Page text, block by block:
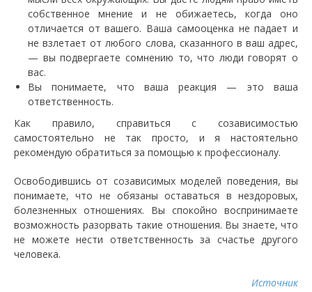
собственное мнение и не обижаетесь, когда оно
отличается от вашего. Ваша самооценка не падает и
не взлетает от любого слова, сказанного в ваш адрес,
— вы подвергаете сомнению то, что люди говорят о
вас.
Вы понимаете, что ваша реакция — это ваша
ответственность.
Как правило, справиться с созависимостью
самостоятельно не так просто, и я настоятельно
рекомендую обратиться за помощью к профессионалу.
Освободившись от созависимых моделей поведения, вы
понимаете, что не обязаны оставаться в нездоровых,
болезненных отношениях. Вы спокойно воспринимаете
возможность разорвать такие отношения. Вы знаете, что
не можете нести ответственность за счастье другого
человека.
Источник